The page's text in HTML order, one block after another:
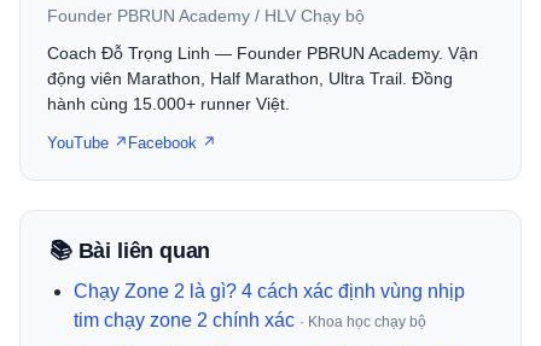
Founder PBRUN Academy / HLV Chạy bộ
Coach Đỗ Trọng Linh — Founder PBRUN Academy. Vận
động viên Marathon, Half Marathon, Ultra Trail. Đồng
hành cùng 15.000+ runner Việt.
YouTube ↗ Facebook ↗
📚 Bài liên quan
Chạy Zone 2 là gì? 4 cách xác định vùng nhịp
tim chạy zone 2 chính xác · Khoa học chạy bộ